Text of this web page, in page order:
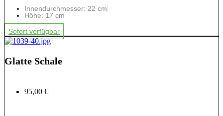
Innendurchmesser: 22 cm
Höhe: 17 cm
Sofort verfügbar
Glatte Schale
95,00 €